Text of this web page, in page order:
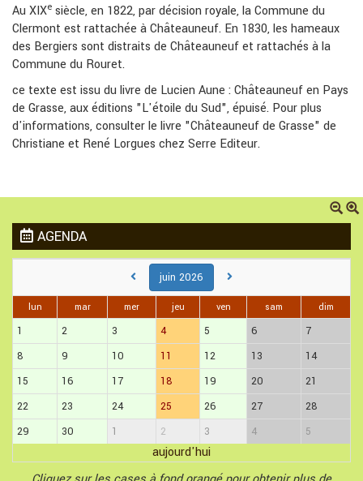
Au XIXe siècle, en 1822, par décision royale, la Commune du
Clermont est rattachée à Châteauneuf. En 1830, les hameaux
des Bergiers sont distraits de Châteauneuf et rattachés à la
Commune du Rouret.
ce texte est issu du livre de Lucien Aune : Châteauneuf en Pays
de Grasse, aux éditions "L'étoile du Sud", épuisé. Pour plus
d'informations, consulter le livre "Châteauneuf de Grasse" de
Christiane et René Lorgues chez Serre Editeur.
AGENDA
juin 2026
lun mar mer jeu ven sam dim
1 2 3 4 5 6
7
8
9 10 11 12 13
14
15
16 17 18 19 20
21
22
23 24 25 26 27
28
29
30 1 2 3 4 5
aujourd'hui